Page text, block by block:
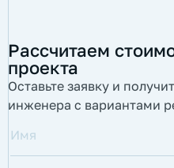
Рассчитаем
проекта
Оставьте заявку и
инженера с вариантами